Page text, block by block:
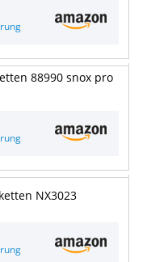
88990 snox pro
NX3023